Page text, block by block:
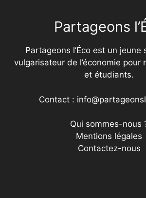
Partageons
Partageons l’Éco est un jeune
vulgarisateur de l’économie pour
et étudiants.
Contact :
Qui sommes-nous
Mentions légales
Contactez-nous